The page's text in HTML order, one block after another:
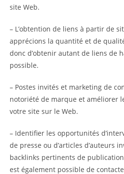
site Web.
– L’obtention de liens à partir de
apprécions la quantité et de
donc d’obtenir autant de liens de
possible.
– Postes invités et marketing de
notoriété de marque et améliorer
votre site sur le Web.
– Identifier les opportunités
de presse ou d’articles d’auteurs
backlinks pertinents de
est également possible de